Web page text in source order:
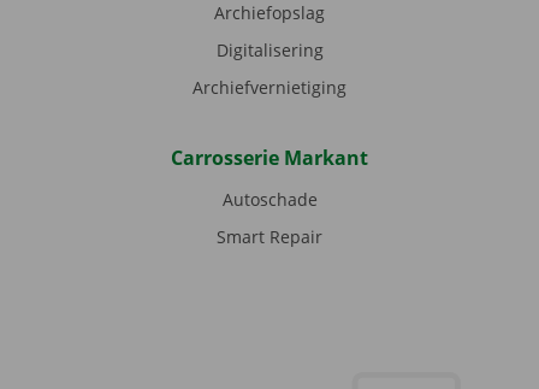
Archiefopslag
Digitalisering
Archiefvernietiging
Carrosserie Markant
Autoschade
Smart Repair